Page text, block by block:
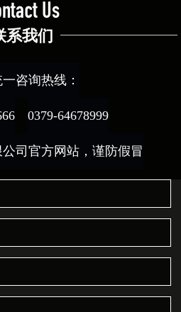
Us
系我们
咨询热线：
0379-64678999
司官方网站，谨防假冒